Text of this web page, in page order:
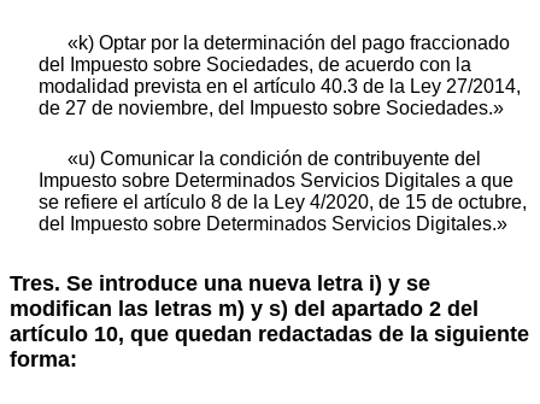
«k) Optar por la determinación del pago fraccionado
del Impuesto sobre Sociedades, de acuerdo con la
modalidad prevista en el artículo 40.3 de la Ley 27/2014,
de 27 de noviembre, del Impuesto sobre Sociedades.»
«u) Comunicar la condición de contribuyente del
Impuesto sobre Determinados Servicios Digitales a que
se refiere el artículo 8 de la Ley 4/2020, de 15 de octubre,
del Impuesto sobre Determinados Servicios Digitales.»
Tres. Se introduce una nueva letra i) y se
modifican las letras m) y s) del apartado 2 del
artículo 10, que quedan redactadas de la siguiente
forma: